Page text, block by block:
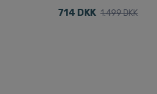
714 DKK 1.499 DKK